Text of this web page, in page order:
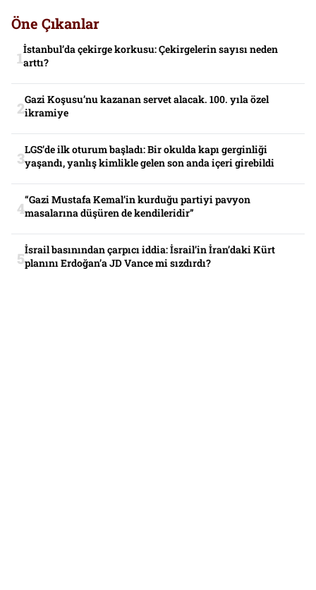
Öne Çıkanlar
İstanbul’da çekirge korkusu: Çekirgelerin sayısı neden
arttı?
Gazi Koşusu’nu kazanan servet alacak. 100. yıla özel
ikramiye
LGS’de ilk oturum başladı: Bir okulda kapı gerginliği
yaşandı, yanlış kimlikle gelen son anda içeri girebildi
“Gazi Mustafa Kemal’in kurduğu partiyi pavyon
masalarına düşüren de kendileridir”
İsrail basınından çarpıcı iddia: İsrail’in İran’daki Kürt
planını Erdoğan’a JD Vance mi sızdırdı?